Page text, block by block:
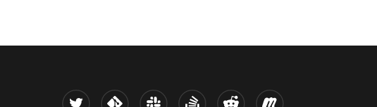
Twitter Kernel Slack Stack Overflow
Reddit Meetup